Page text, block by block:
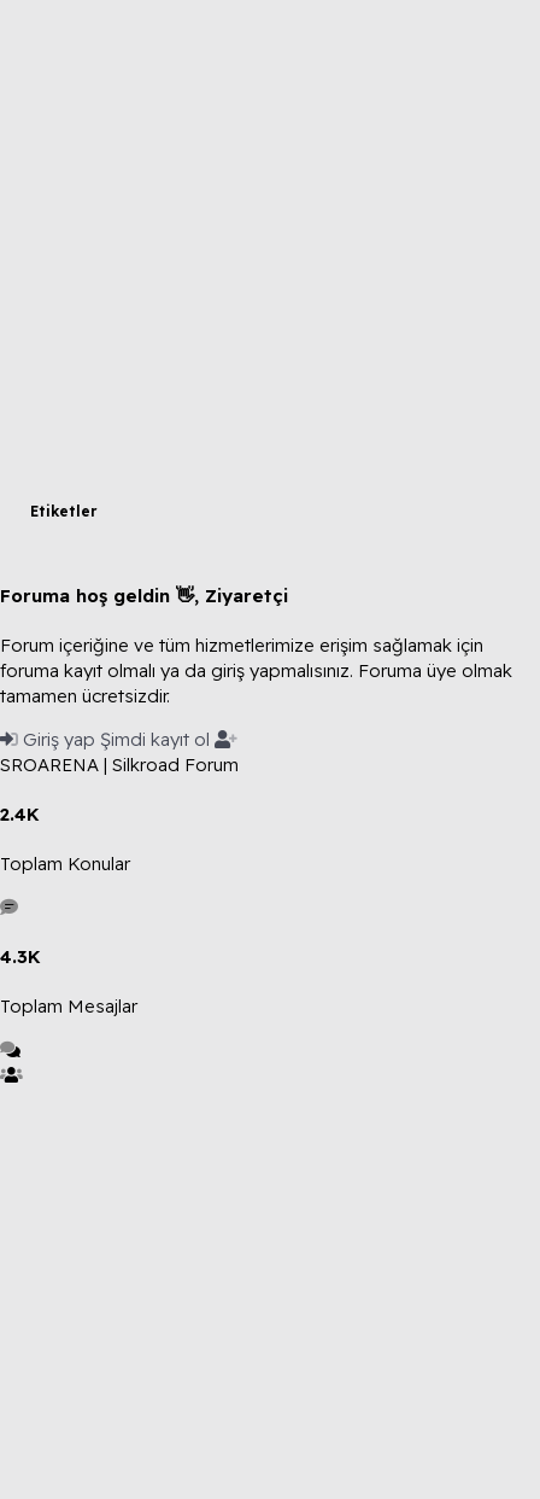
Etiketler
Foruma hoş geldin 👋, Ziyaretçi
Forum içeriğine ve tüm hizmetlerimize erişim sağlamak için
foruma kayıt olmalı ya da giriş yapmalısınız. Foruma üye olmak
tamamen ücretsizdir.
Giriş yap Şimdi kayıt ol
SROARENA | Silkroad Forum
2.4K
Toplam Konular
4.3K
Toplam Mesajlar